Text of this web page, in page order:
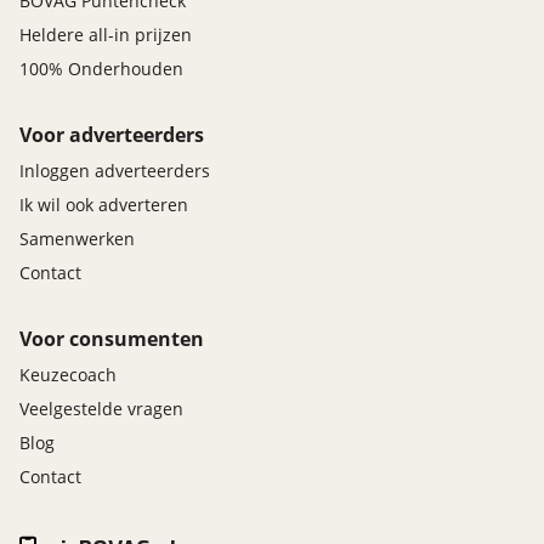
Deze auto heeft airconditioning aan boord. En dan
is deze auto ook nog eens voorzien van DAB
ontvangst, centrale deurvergrendeling met
stuur.
Geavanceerde technische systemen houden
op potentieel gevaarlijke situaties. Deze Peugeot
Boxer is voorzien van Brake Assist, die extra
uitgerust met dodehoekdetectie en hill hold
functie.
Laat het ons meteen weten als u interesse heeft in
deze Peugeot, dan kunnen we een afspraak maken
Heldere all-in prijzen
100% Onderhouden
Voor adverteerders
Inloggen adverteerders
Ik wil ook adverteren
Samenwerken
Contact
Voor consumenten
Keuzecoach
Veelgestelde vragen
Blog
Contact